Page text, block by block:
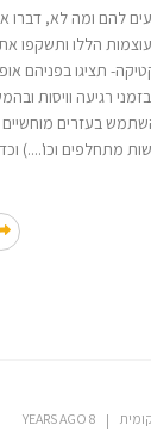
להם ומה לא, דברו
הללו ותשקפו
תציגו בפניהם
רגיעה וויסות
בעזרים
מתחלפים וכו'....)
8 YEARS AGO